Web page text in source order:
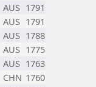
AUS 1791
AUS 1791
AUS 1788
AUS 1775
AUS 1763
CHN 1760